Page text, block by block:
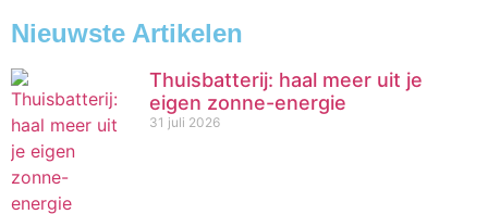
Nieuwste Artikelen
Thuisbatterij: haal meer uit je
eigen zonne-energie
31 juli 2026